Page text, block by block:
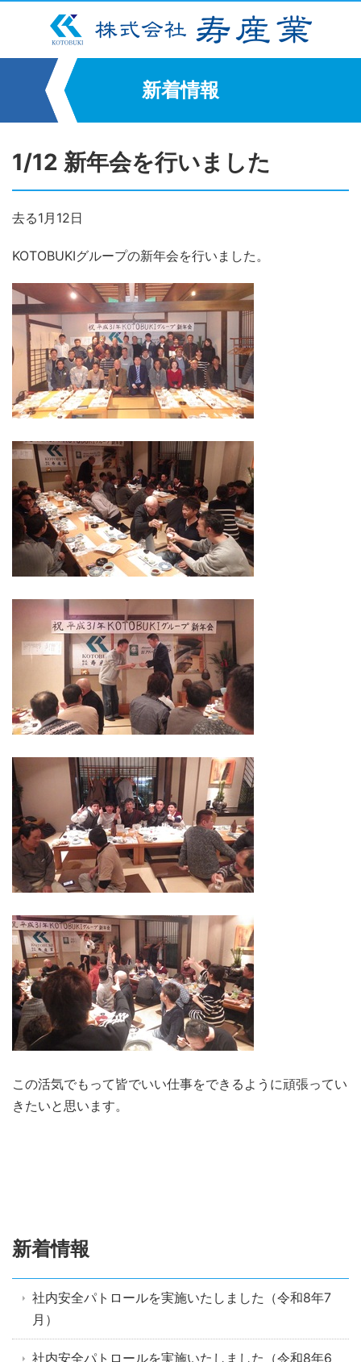
新着情報
1/12 新年会を行いました
去る1月12日
KOTOBUKIグループの新年会を行いました。
この活気でもって皆でいい仕事をできるように頑張ってい
きたいと思います。
新着情報
社内安全パトロールを実施いたしました（令和8年7
月）
社内安全パトロールを実施いたしました（令和8年6